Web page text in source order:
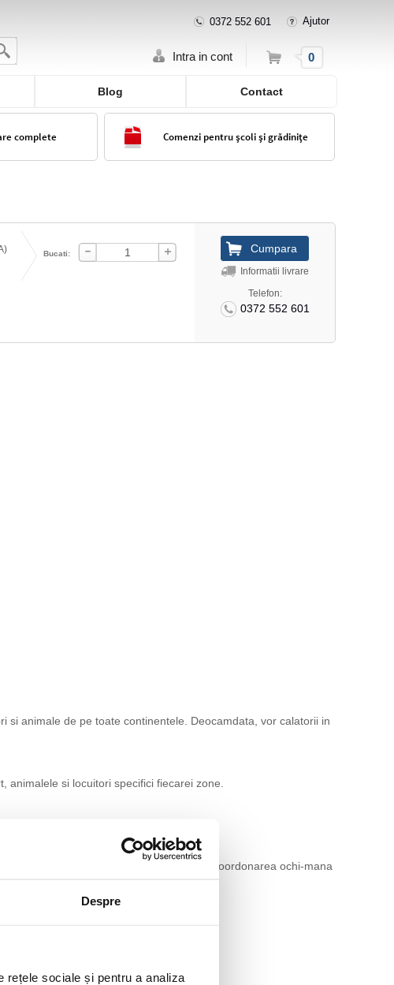
Despre
rețele sociale și pentru a analiza
0372 552 601 Ajutor
Intra in cont Cos 0
Blog Contact
complete Comenzi pentru școli și grădinițe
Bucati:
Informatii livrare
Telefon:
0372 552 601
animale de pe toate continentele. Deocamdata, vor calatorii in
si locuitori specifici fiecarei zone.
memoria, concentrarea, creativitatea, coordonarea ochi-mana